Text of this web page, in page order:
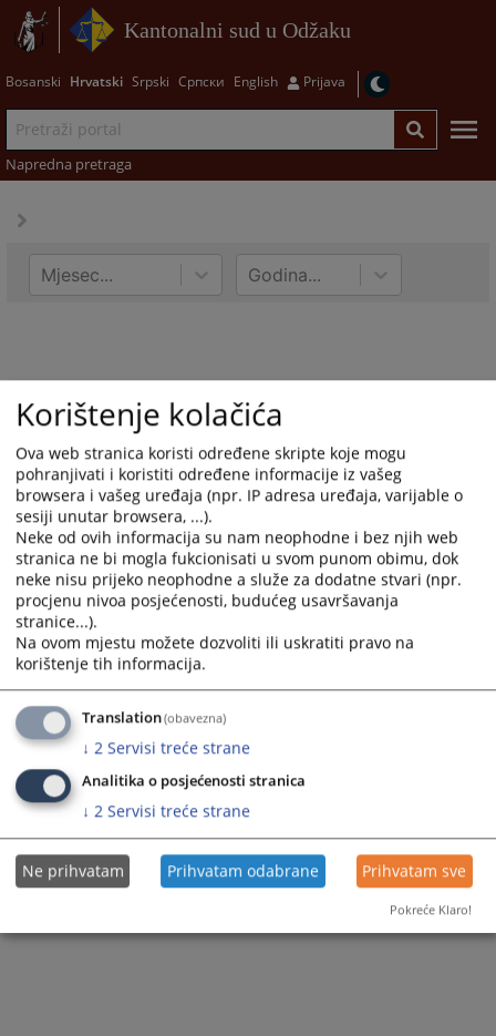
Kantonalni sud u Odžaku
Bosanski Hrvatski Srpski Српски English Prijava
Napredna pretraga
Mjesec... Godina...
Trenutno nema vijesti
Korištenje kolačića
Ova web stranica koristi određene skripte koje mogu
pohranjivati i koristiti određene informacije iz vašeg
browsera i vašeg uređaja (npr. IP adresa uređaja, varijable o
sesiji unutar browsera, ...).
Neke od ovih informacija su nam neophodne i bez njih web
stranica ne bi mogla fukcionisati u svom punom obimu, dok
neke nisu prijeko neophodne a služe za dodatne stvari (npr.
procjenu nivoa posjećenosti, budućeg usavršavanja
stranice...).
Na ovom mjestu možete dozvoliti ili uskratiti pravo na
korištenje tih informacija.
Translation(obavezna)
↓ 2 Servisi treće strane
Analitika o posjećenosti stranica
↓ 2 Servisi treće strane
Ne prihvatam Prihvatam odabrane Prihvatam sve
Pokreće Klaro!